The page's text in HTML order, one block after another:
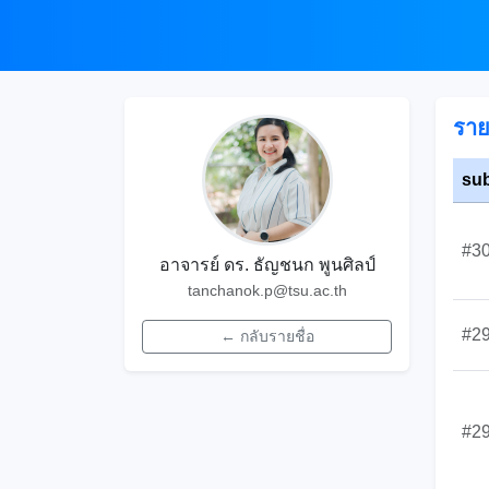
อาจารย์ ดร. ธัญชนก พูนศิลป์
tanchanok.p@tsu.ac.th
← กลับรายชื่อ
รา